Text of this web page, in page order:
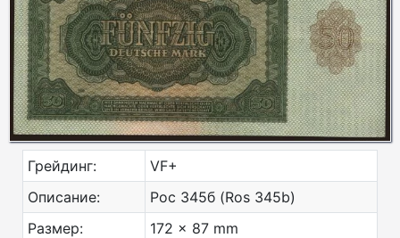
Грейдинг:
VF+
Описание:
Рос 345б (Ros 345b)
Размер:
172 x 87 mm